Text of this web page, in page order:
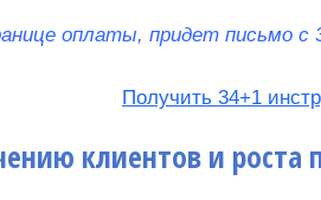
оплаты, придет письмо с
Получить 34+1
клиентов и роста